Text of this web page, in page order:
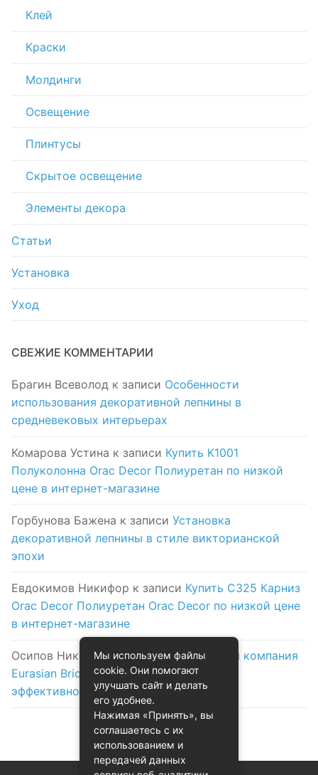
Клей
Краски
Молдинги
Освещение
Плинтусы
Скрытое освещение
Элементы декора
Статьи
Установка
Уход
СВЕЖИЕ КОММЕНТАРИИ
Брагин Всеволод к записи Особенности
использования декоративной лепнины в
средневековых интерьерах
Комарова Устина к записи Купить K1001
Полуколонна Orac Decor Полиуретан по низкой
цене в интернет-магазине
Горбунова Бажена к записи Установка
декоративной лепнины в стиле викторианской
эпохи
Евдокимов Никифор к записи Купить C325 Карниз
Orac Decor Полиуретан Orac Decor по низкой цене
в интернет-магазине
Осипов Николак записиЛогистическая компания
Eurasian Bridge в Астане: надежность и
эффективность на первом месте
Мы используем файлы
cookie. Они помогают
улучшать сайт и делать
его удобнее.
Нажимая «Принять», вы
соглашаетесь с их
использованием и
передачей данных